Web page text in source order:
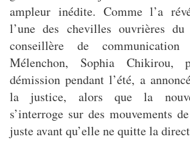
ampleur inédite. Comme l’a
l’une des chevilles ouvrières
conseillère de communication
Mélenchon, Sophia Chikirou,
démission pendant l’été, a
la justice, alors que la
s’interroge sur des mouvements
juste avant qu’elle ne quitte la